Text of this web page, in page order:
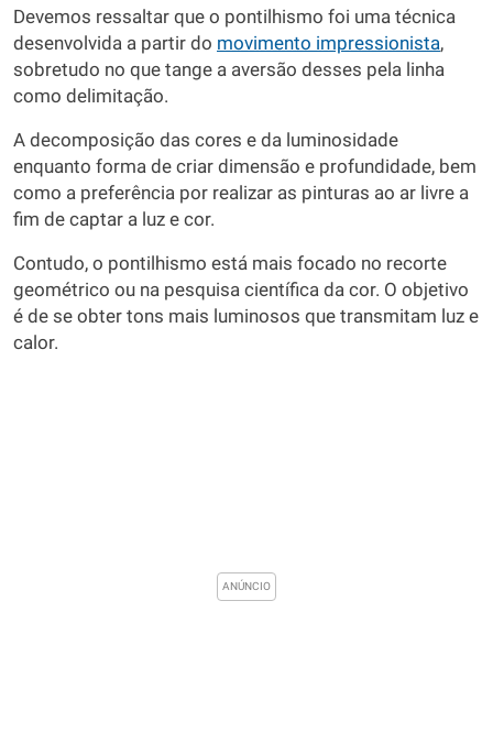
Devemos ressaltar que o pontilhismo foi uma técnica
desenvolvida a partir do movimento impressionista,
sobretudo no que tange a aversão desses pela linha
como delimitação.
A decomposição das cores e da luminosidade
enquanto forma de criar dimensão e profundidade, bem
como a preferência por realizar as pinturas ao ar livre a
fim de captar a luz e cor.
Contudo, o pontilhismo está mais focado no recorte
geométrico ou na pesquisa científica da cor. O objetivo
é de se obter tons mais luminosos que transmitam luz e
calor.